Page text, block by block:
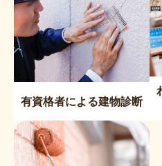
有資格者による建物診断